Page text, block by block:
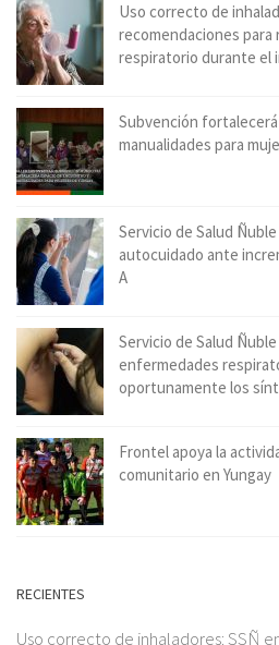
Uso correcto de
recomendaciones para
respiratorio durante el
Subvención
manualidades para
Servicio de Salud
autocuidado ante
A
Servicio de Salud
enfermedades
oportunamente los
Frontel apoya la
comunitario en Yungay
RECIENTES
Uso correcto de inhaladores: SSÑ